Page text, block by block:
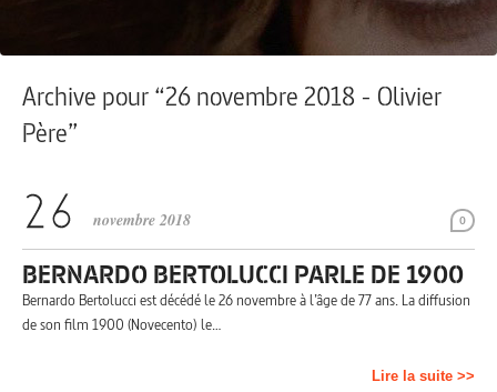
Archive pour “26 novembre 2018 - Olivier
Père”
0
novembre 2018
BERNARDO BERTOLUCCI PARLE DE 1900
Bernardo Bertolucci est décédé le 26 novembre à l’âge de 77 ans. La diffusion
de son film 1900 (Novecento) le…
Lire la suite >>